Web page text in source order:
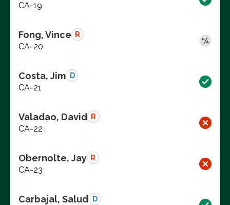
CA-19
Fong, Vince R
CA-20
Costa, Jim D
CA-21
Valadao, David R
CA-22
Obernolte, Jay R
CA-23
Carbajal, Salud D